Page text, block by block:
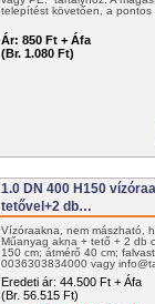
telepítést követően, a
Ár: 850 Ft + Áfa
(Br. 1.080 Ft)
1.0 DN 400 H150
tetővel+2 db…
Vízóraakna, nem mászható,
Műanyag akna + tető + 2 db
150 cm; átmérő 40 cm;
0036303834000 vagy
Eredeti ár: 44.500 Ft + Áfa
(Br. 56.515 Ft)